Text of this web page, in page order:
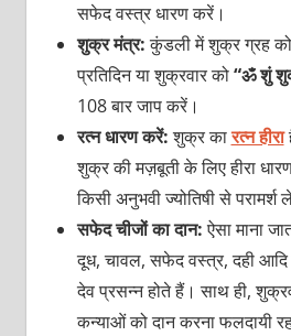
सफेद वस्त्र धारण करें।
शुक्र मंत्र:कुंडली में शुक्र ग्रह
प्रतिदिन या शुक्रवार को“ॐ शुं
108 बार जाप करें।
रत्न धारण करें:शुक्र कारत्न हीरा
शुक्र की मज़बूती के लिए हीरा
किसी अनुभवी ज्योतिषी से
सफेद चीजों का दान:ऐसा माना
दूध, चावल, सफेद वस्त्र, दही
देव प्रसन्न होते हैं। साथ ही,
कन्याओं को दान करना फलदायी